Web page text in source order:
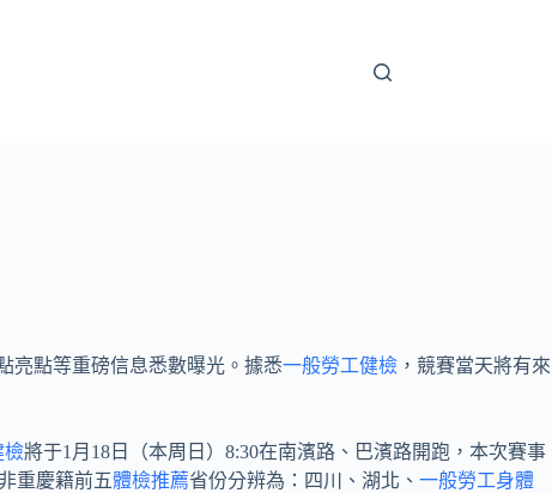
亮點等重磅信息悉數曝光。據悉一般勞工健檢 ，競賽當天將有來
檢將于1月18日（本周日）8:30在南濱路、巴濱路開跑，本次賽事
重慶籍前五體檢推薦省份分辨為：四川、湖北、 一般勞工身體